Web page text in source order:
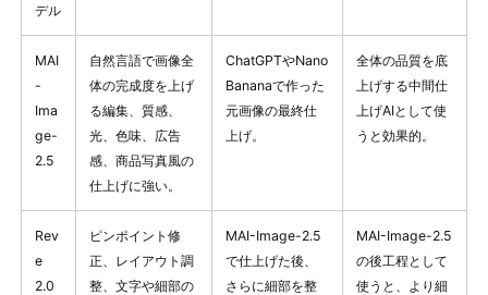
デル
MAI
-
Ima
ge-
2.5
自然言語で画像全
体の完成度を上げ
る編集、質感、
光、色味、広告
感、商品写真風の
仕上げに強い。
ChatGPTやNano
Bananaで作った
元画像の最終仕
上げ。
全体の品質を底
上げする中間仕
上げAIとして使
うと効果的。
Rev
e
2.0
ピンポイント修
正、レイアウト調
整、文字や細部の
MAI-Image-2.5
で仕上げた後、
さらに細部を整
MAI-Image-2.5
の後工程として
使うと、より細